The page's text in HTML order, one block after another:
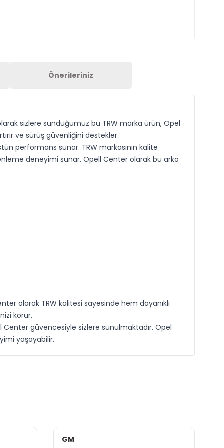
Önerileriniz
sizlere sunduğumuz bu TRW marka ürün, Opel
ve sürüş güvenliğini destekler.
performans sunar. TRW markasının kalite
deneyimi sunar. Opell Center olarak bu arka
olarak TRW kalitesi sayesinde hem dayanıklı
korur.
Center güvencesiyle sizlere sunulmaktadır. Opel
yaşayabilir.
GM